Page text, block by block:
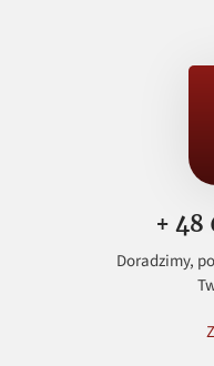
+ 48
Doradzimy,